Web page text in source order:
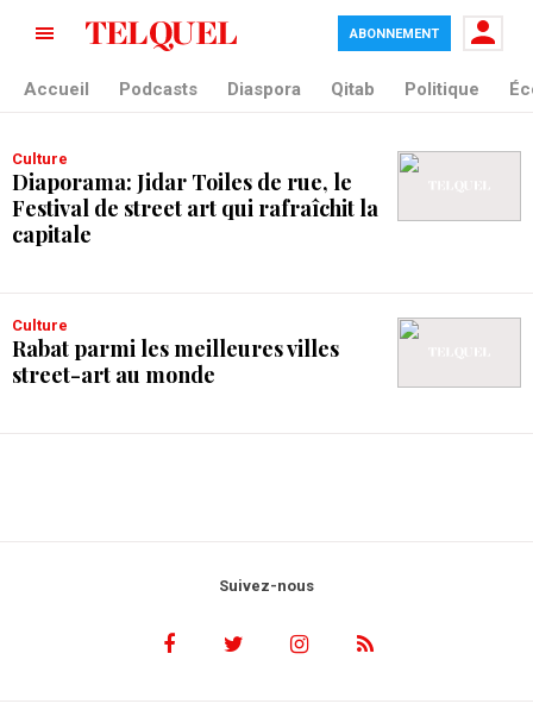
tag blade
ABONNEMENT
Accueil Podcasts Diaspora Qitab Politique
Culture
Diaporama: Jidar Toiles de rue, le
Festival de street art qui rafraîchit la
capitale
Culture
Rabat parmi les meilleures villes
street-art au monde
Suivez-nous